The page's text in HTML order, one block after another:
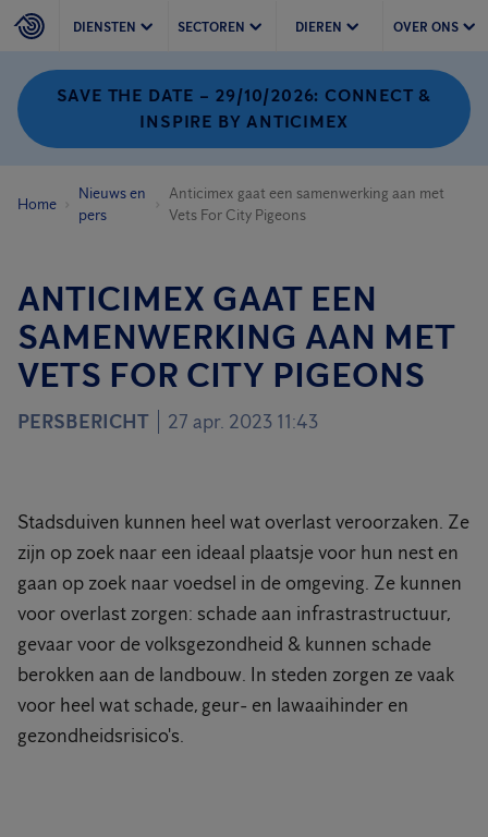
DIENSTEN SECTOREN DIEREN OVER ONS
SAVE THE DATE – 29/10/2026: CONNECT &
INSPIRE BY ANTICIMEX
Home
Nieuws en
pers
Anticimex gaat een samenwerking aan met
Vets For City Pigeons
ANTICIMEX GAAT EEN
SAMENWERKING AAN MET
VETS FOR CITY PIGEONS
PERSBERICHT 27 apr. 2023 11:43
Stadsduiven kunnen heel wat overlast veroorzaken. Ze
zijn op zoek naar een ideaal plaatsje voor hun nest en
gaan op zoek naar voedsel in de omgeving. Ze kunnen
voor overlast zorgen: schade aan infrastrastructuur,
gevaar voor de volksgezondheid & kunnen schade
berokken aan de landbouw. In steden zorgen ze vaak
voor heel wat schade, geur- en lawaaihinder en
gezondheidsrisico's.